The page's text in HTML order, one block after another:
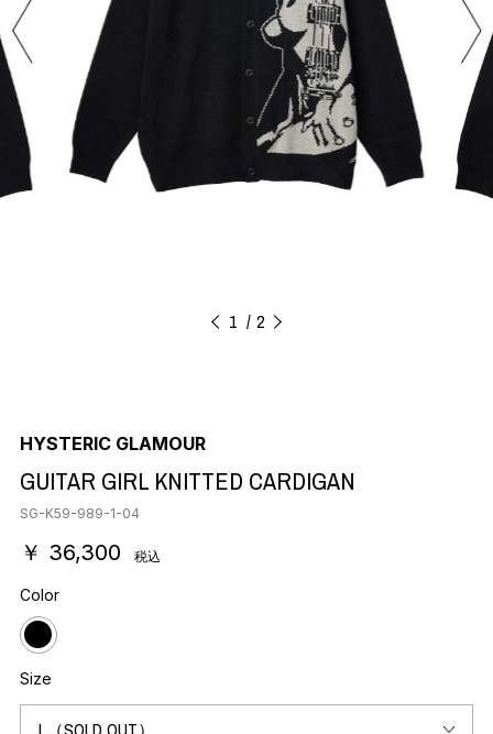
1 2
HYSTERIC GLAMOUR
GUITAR GIRL KNITTED CARDIGAN
SG-K59-989-1-04
￥ 36,300 税込
Color
Size